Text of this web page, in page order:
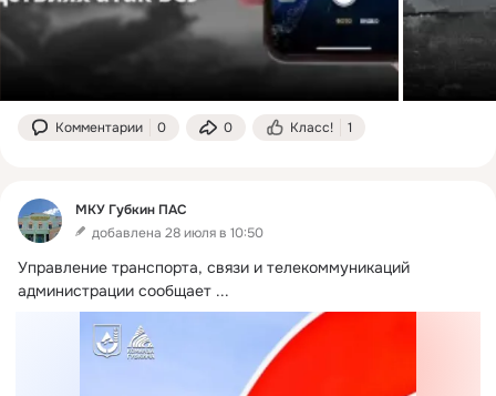
Комментарии 0 0 Класс! 1
МКУ Губкин ПАС
добавлена 28 июля в 10:50
Управление транспорта, связи и телекоммуникаций
администрации сообщает ...